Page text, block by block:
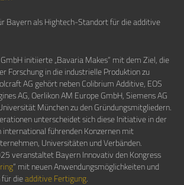
Bayern als Hightech-Standort für die additive
initiierte „Bavaria Makes“ mit dem Ziel, die
Forschung in die industrielle Produktion zu
AG gehört neben Colibrium Additive, EOS
AG, Oerlikon AM Europe GmbH, Siemens AG
München zu den Gründungsmitgliedern.
unterscheidet sich diese Initiative in der
führenden Konzernen mit
Universitäten und Verbänden.
veranstaltet Bayern Innovativ den Kongress
“ mit neuen Anwendungsmöglichkeiten und
dieadditive Fertigung.